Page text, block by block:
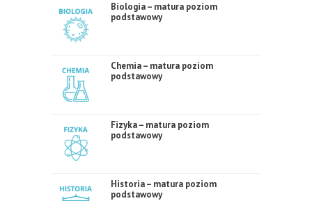
Biologia – matura poziom
podstawowy
Chemia – matura poziom
podstawowy
Fizyka – matura poziom
podstawowy
Historia – matura poziom
podstawowy